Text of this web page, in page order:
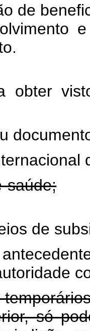
de
saúde;
de
só